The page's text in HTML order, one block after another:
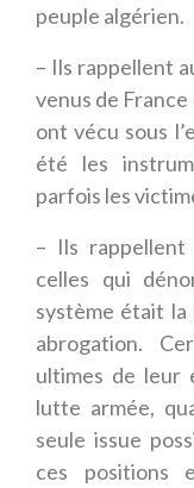
peuple algérien.
– Ils rappellent
venus de France
ont vécu sous
été les
parfois les
– Ils
celles qui
système était
abrogation.
ultimes de leur
lutte armée,
seule issue
ces positions